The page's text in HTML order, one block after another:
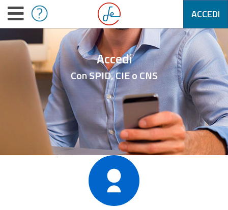
ACCEDI
Accedi
Con SPID, CIE o CNS